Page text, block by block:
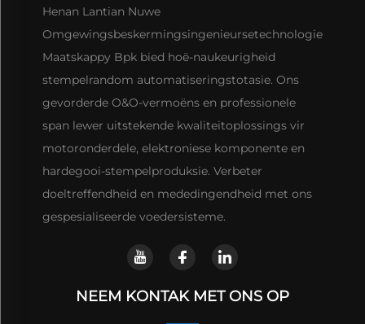
Henan Lantian Nuwe
Omgewingsbeskermingsingenieursetechnologie
Maatskappy Bpk bied hoë-naukeurigheid
stempelrandom automatiseringstotasie. Ons
gevorderde O&O-vermoëns en professionele
span lewer uitstekende kwaliteitoplossings vir
motoronderdele, elektroniese komponente en
hardegooi-stempelproduksie. Verbeter
doeltreffendheid en mededingendheid met ons
gespesialiseerde voedersisteme.
NEEM KONTAK MET ONS OP